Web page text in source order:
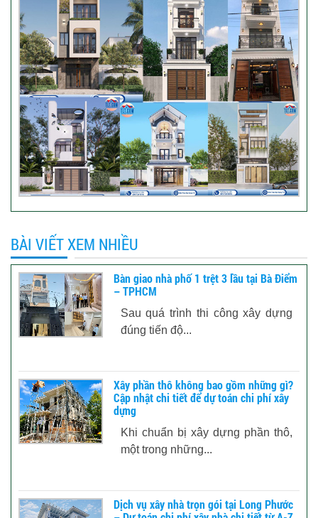
BÀI VIẾT XEM NHIỀU
Bàn giao nhà phố 1 trệt 3 lầu tại Bà Điểm
– TPHCM
Sau quá trình thi công xây dựng
đúng tiến độ...
Xây phần thô không bao gồm những gì?
Cập nhật chi tiết để dự toán chi phí xây
dựng
Khi chuẩn bị xây dựng phần thô,
một trong những...
Dịch vụ xây nhà trọn gói tại Long Phước